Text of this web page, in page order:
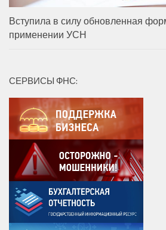
Вступила в силу обновленная
применении УСН
СЕРВИСЫ ФНС: